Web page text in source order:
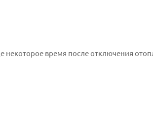
некоторое время после отключения